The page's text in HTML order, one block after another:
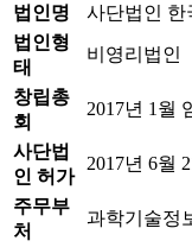
법인명
사단법인 한
법인형
태
비영리법인
창립총
회
2017년 1월
사단법
인 허가
2017년 6월
주무부
처
과학기술정